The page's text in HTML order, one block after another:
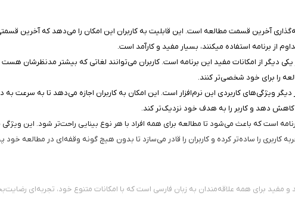
آخرین قسمت مطالعه است. این قابلیت به کاربران این امکان را می‌دهد که آخرین
از برنامه استفاده میکنند، بسیار مفید و کارآمد است.
دیگر از امکانات مفید این برنامه است. کاربران می‌توانند لغاتی که بیشتر مدنظرشان
را برای خود شخصی‌تر کنند.
ویژگی‌های کاربردی این نرم‌افزار است. این امکان به کاربران اجازه می‌دهد تا به سرعت
دهد و کاربر را به هدف خود نزدیک‌تر کند.
است که باعث می‌شود تا مطالعه برای همه افراد با هر نوع بینایی راحت‌تر شود. این
کاربری را ساده‌تر کرده و کاربران را قادر می‌سازد تا بدون هیچ گونه وقفه‌ای در مطالعه
مفید برای همه علاقه‌مندان به زبان فارسی است که با امکانات متنوع خود، تجربه‌ای